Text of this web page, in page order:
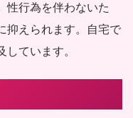
性行為を伴わないた
抑えられます。自宅で
ています。